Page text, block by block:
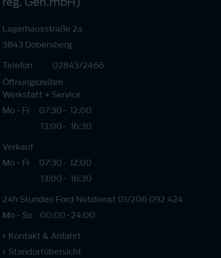
Lagerhausstraße 2a
3843 Dobersberg
Telefon
02843/2466
Öffnungszeiten
Werkstatt + Service
Mo - Fr
07:30
13:00
-
-
12:00
16:30
Verkauf
Mo - Fr
07:30
13:00
-
-
12:00
16:30
24h Stunden Ford Notdienst 01/206 092 424
Mo - So
00:00-24:00
Kontakt & Anfahrt
Standortübersicht